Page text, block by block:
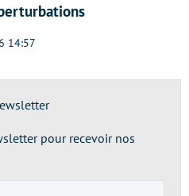
14:57
pour recevoir nos